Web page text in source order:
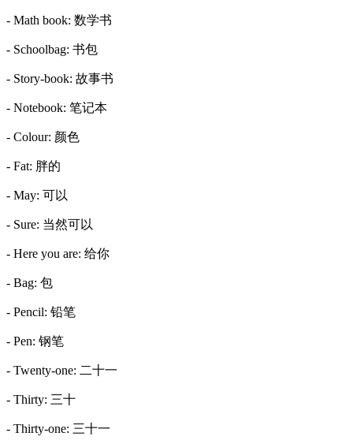
- Math book: 数学书
- Schoolbag: 书包
- Story-book: 故事书
- Notebook: 笔记本
- Colour: 颜色
- Fat: 胖的
- May: 可以
- Sure: 当然可以
- Here you are: 给你
- Bag: 包
- Pencil: 铅笔
- Pen: 钢笔
- Twenty-one: 二十一
- Thirty: 三十
- Thirty-one: 三十一